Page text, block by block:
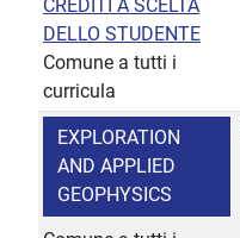
CREDITI A SCELTA
DELLO STUDENTE
Comune a tutti i
curricula
EXPLORATION
AND APPLIED
GEOPHYSICS